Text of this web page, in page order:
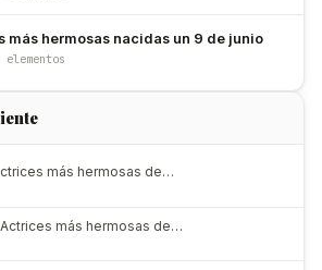
más hermosas nacidas un 9 de junio
más hermosas de…
Actrices más hermosas de…